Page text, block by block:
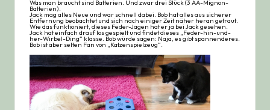
Was man braucht sind Batterien. Und zwar drei Stück (3 AA-Mignon-
Batterien).
Jack mag alles Neue und war schnell dabei. Bob hat alles aus sicherer
Entfernung beobachtet und sich nach einiger Zeit näher heran getraut.
Wie das funktioniert, dieses Feder-Jagen hat er ja bei Jack gesehen.
Jack hat einfach drauf los gespielt und findet dieses „Feder-hin-und-
her-Wirbel-Ding“ klasse. Bob würde sagen: Naja, es gibt spannenderes.
Bob ist aber selten Fan von „Katzenspielzeug“.